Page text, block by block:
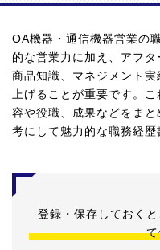
OA機器・通信機器営業の
的な営業力に加え、アフ
商品知識、マネジメント
上げることが重要です。
容や役職、成果などをま
考にして魅力的な職務経歴
登録・保存しておく